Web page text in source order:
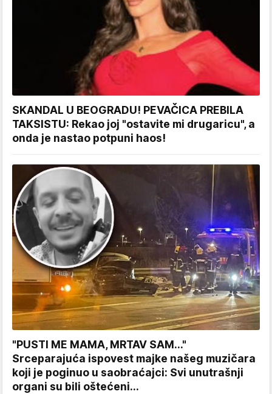
SKANDAL U BEOGRADU! PEVAČICA PREBILA
TAKSISTU: Rekao joj "ostavite mi drugaricu", a
onda je nastao potpuni haos!
"PUSTI ME MAMA, MRTAV SAM..."
Srceparajuća ispovest majke našeg muzičara
koji je poginuo u saobraćajci: Svi unutrašnji
organi su bili oštećeni...